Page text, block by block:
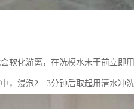
化游离，在洗模水未干前立即用
，浸泡2—3分钟后取起用清水冲洗